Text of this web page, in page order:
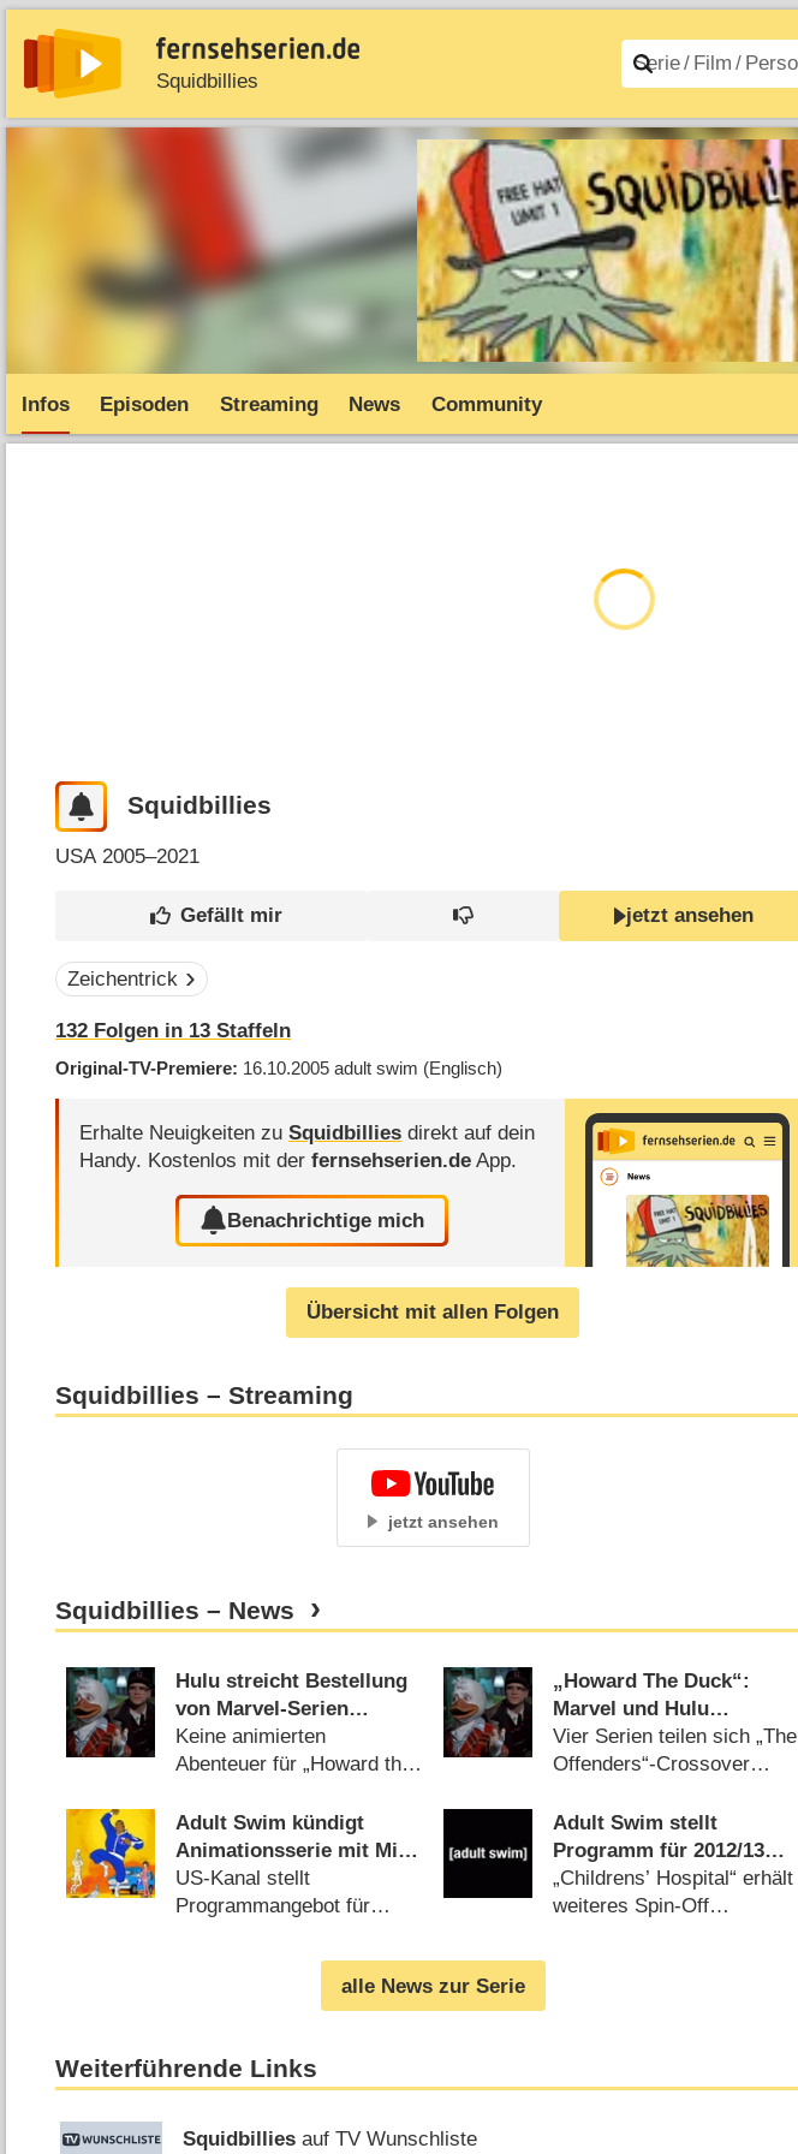
Squidbillies
News Entdecken Streaming Filme A–Z
Infos Episoden Streaming News Community
Squidbillies
USA 2005–2021
jetzt ansehen
Zeichentrick
132 Folgen in 13 Staffeln
Original-TV-Premiere 16.10.2005adult swim (Englisch)
Erhalte Neuigkeiten zuSquidbillies direkt auf dein
Handy. Kostenlos mit derfernsehserien.de App.
Benachrichtige mich
Übersicht mit allen Folgen
Squidbillies – Streaming
jetzt ansehen
Squidbillies – News
Hulu streicht Bestellung
von Marvel-Serien
zusammen
Keine animierten
Abenteuer für „Howard the
Dazzler“ (28.01.2020)
„Howard The Duck“:
Marvel und Hulu
produzieren Animations-
Serien-Universum
Vier Serien teilen sich „The
Offenders“-Crossover
Adult Swim kündigt
Animationsserie mit Mike
Tyson an
US-Kanal stellt
Programmangebot für
Adult Swim stellt
Programm für 2012/​13
vor
„Childrens’ Hospital“ erhält
weiteres Spin-Off
alle News zur Serie
Weiterführende Links
Squidbillies auf TV Wunschliste